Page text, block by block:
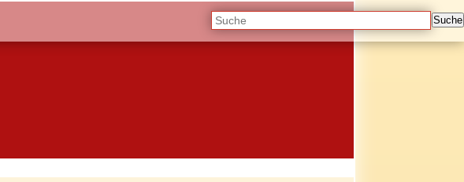
Suche